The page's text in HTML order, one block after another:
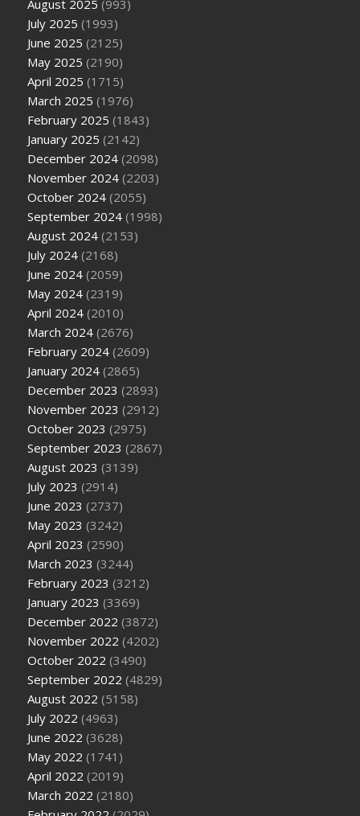
August 2025 (993)
July 2025 (1993)
June 2025 (2125)
May 2025 (2190)
April 2025 (1715)
March 2025 (1976)
February 2025 (1843)
January 2025 (2142)
December 2024 (2098)
November 2024 (2203)
October 2024 (2055)
September 2024 (1998)
August 2024 (2153)
July 2024 (2168)
June 2024 (2059)
May 2024 (2319)
April 2024 (2010)
March 2024 (2676)
February 2024 (2609)
January 2024 (2865)
December 2023 (2893)
November 2023 (2912)
October 2023 (2975)
September 2023 (2867)
August 2023 (3139)
July 2023 (2914)
June 2023 (2737)
May 2023 (3242)
April 2023 (2590)
March 2023 (3244)
February 2023 (3212)
January 2023 (3369)
December 2022 (3872)
November 2022 (4202)
October 2022 (3490)
September 2022 (4829)
August 2022 (5158)
July 2022 (4963)
June 2022 (3628)
May 2022 (1741)
April 2022 (2019)
March 2022 (2180)